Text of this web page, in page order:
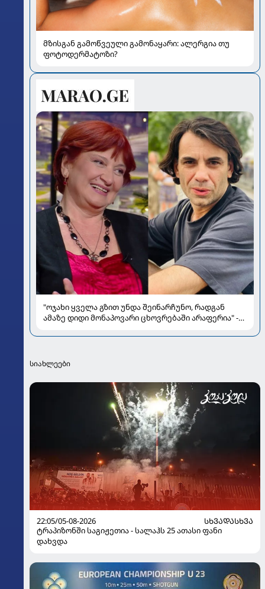
მზისგან გამოწვეული გამონაყარი: ალერგია თუ
ფოტოდერმატოზი?
"ოჯახი ყველა გზით უნდა შეინარჩუნო, რადგან
ამაზე დიდი მონაპოვარი ცხოვრებაში არაფერია" -
ამბები კულისებს მიღმა
სიახლეები
22:05/05-08-2026
ᲡᲮᲕᲐᲓᲐᲡᲮᲕᲐ
ტრაპიზონში საგიჟეთია - სალაჰს 25 ათასი ფანი
დახვდა